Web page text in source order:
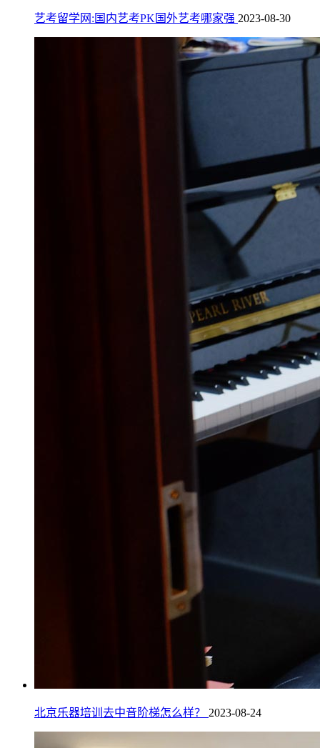
艺考留学网:国内艺考PK国外艺考哪家强 2023-08-30
北京乐器培训去中音阶梯怎么样？ 2023-08-24